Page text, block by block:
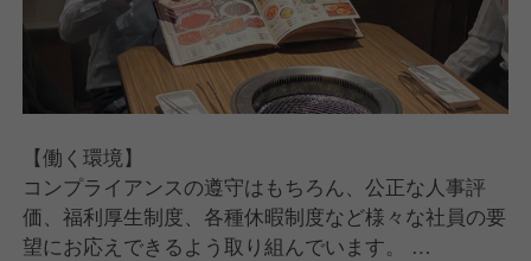
【働く環境】
コンプライアンスの遵守はもちろん、公正な人事評
価、福利厚生制度、各種休暇制度など様々な社員の要
望にお応えできるよう取り組んでいます。